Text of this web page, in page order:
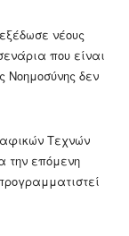
νέους
που είναι
Νοημοσύνης δεν
Τεχνών
την επόμενη